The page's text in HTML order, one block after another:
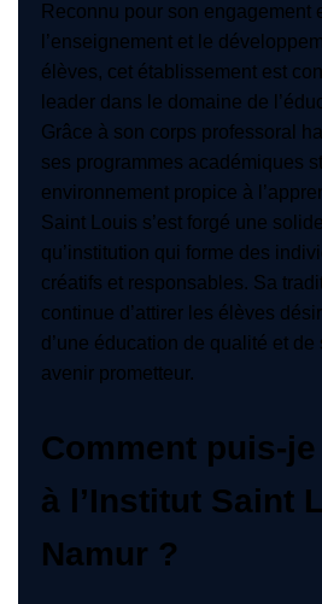
Reconnu pour son engagement
l’enseignement et le
élèves, cet établissement est
leader dans le domaine de
Grâce à son corps professoral
ses programmes académiques
environnement propice à
Saint Louis s’est forgé une
qu’institution qui forme des
créatifs et responsables. Sa
continue d’attirer les élèves
d’une éducation de qualité et
avenir prometteur.
Comment puis-
à l’Institut Saint
Namur ?